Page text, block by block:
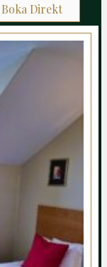
Boka Direkt